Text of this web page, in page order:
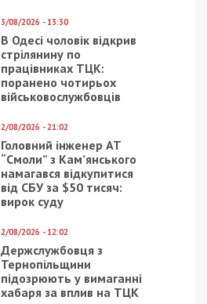
3/08/2026 - 13:30
В Одесі чоловік відкрив
стрілянину по
працівниках ТЦК:
поранено чотирьох
військовослужбовців
2/08/2026 - 21:02
Головний інженер АТ
“Смоли” з Кам’янського
намагався відкупитися
від СБУ за $50 тисяч:
вирок суду
2/08/2026 - 12:02
Держслужбовця з
Тернопільщини
підозрюють у вимаганні
хабаря за вплив на ТЦК